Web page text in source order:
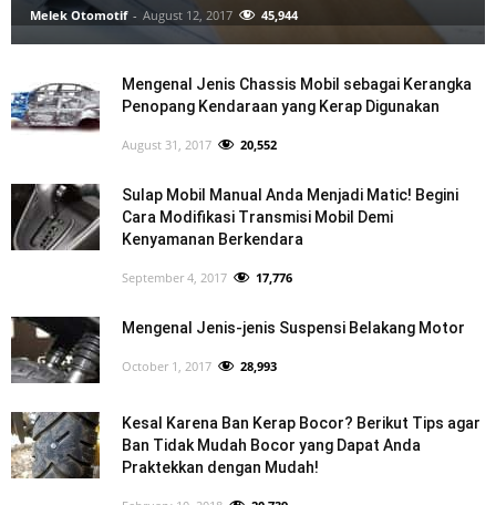
Melek Otomotif - August 12, 2017 45,944
Mengenal Jenis Chassis Mobil sebagai Kerangka
Penopang Kendaraan yang Kerap Digunakan
August 31, 2017 20,552
Sulap Mobil Manual Anda Menjadi Matic! Begini
Cara Modifikasi Transmisi Mobil Demi
Kenyamanan Berkendara
September 4, 2017 17,776
Mengenal Jenis-jenis Suspensi Belakang Motor
October 1, 2017 28,993
Kesal Karena Ban Kerap Bocor? Berikut Tips agar
Ban Tidak Mudah Bocor yang Dapat Anda
Praktekkan dengan Mudah!